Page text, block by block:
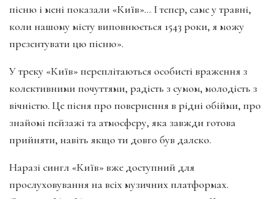
пісню і мені показали «Київ»… І тепер, саме у травні,
коли нашому місту виповнюється 1543 роки, я можу
презентувати цю пісню».
У треку «Київ» переплітаються особисті враження з
колективними почуттями, радість з сумом, молодість з
вічністю. Це пісня про повернення в рідні обійми, про
знайомі пейзажі та атмосферу, яка завжди готова
прийняти, навіть якщо ти довго був далеко.
Наразі сингл «Київ» вже доступний для
прослуховування на всіх музичних платформах.